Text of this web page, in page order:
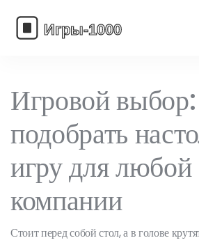
Игровой
подобрать
игру для любой
компании
Стоит перед собой стол, а в голове